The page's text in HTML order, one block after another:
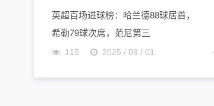
英超百场进球榜：哈兰德88球居首，
希勒79球次席，范尼第三
115 2025 / 09 / 01